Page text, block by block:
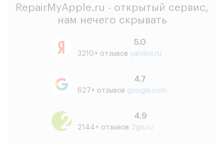
RepairMyApple.ru - открытый сервис,
нам нечего скрывать
5.0
3210+ отзывов yandex.ru
4.7
627+ отзывов google.com
4.9
2144+ отзывов 2gis.ru